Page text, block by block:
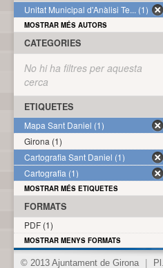
Unitat Municipal d'Anàlisi Te... (1)
MOSTRAR MÉS AUTORS
CATEGORIES
No hi ha filtres per aquesta
cerca
ETIQUETES
Mapa Sant Daniel (1)
Girona (1)
Cartografia Sant Daniel (1)
Cartografia (1)
MOSTRAR MÉS ETIQUETES
FORMATS
PDF (1)
MOSTRAR MENYS FORMATS
© 2013 Ajuntament de Girona